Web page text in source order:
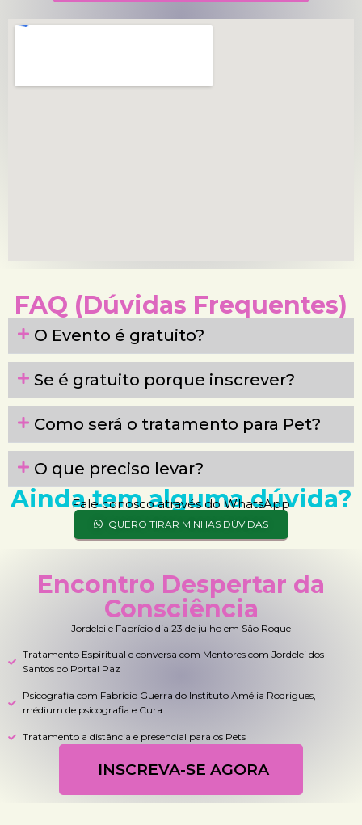
FAQ (Dúvidas Frequentes)
O Evento é gratuito?
Se é gratuito porque inscrever?
Como será o tratamento para Pet?
O que preciso levar?
Ainda tem alguma dúvida?
Fale conosco através do WhatsApp
QUERO TIRAR MINHAS DÚVIDAS
Encontro Despertar da
Consciência
Jordelei e Fabrício dia 23 de julho em São Roque
Tratamento Espiritual e conversa com Mentores com Jordelei dos
Santos do Portal Paz
Psicografia com Fabrício Guerra do Instituto Amélia Rodrigues,
médium de psicografia e Cura
Tratamento a distância e presencial para os Pets
INSCREVA-SE AGORA